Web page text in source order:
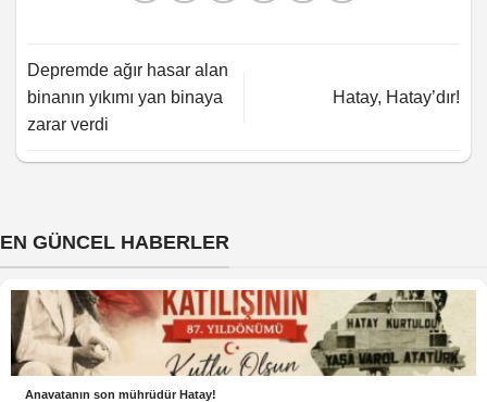
Depremde ağır hasar alan
binanın yıkımı yan binaya
zarar verdi
Hatay, Hatay’dır!
EN GÜNCEL HABERLER
Anavatanın son mührüdür Hatay!